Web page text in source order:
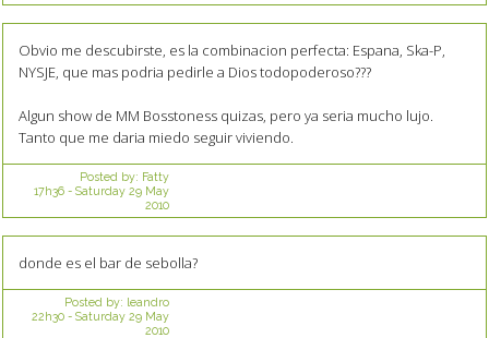
Obvio me descubirste, es la combinacion perfecta: Espana, Ska-P,
NYSJE, que mas podria pedirle a Dios todopoderoso???
Algun show de MM Bosstoness quizas, pero ya seria mucho lujo.
Tanto que me daria miedo seguir viviendo.
Posted by: Fatty
17h36- Saturday 29 May
2010
donde es el bar de sebolla?
Posted by: leandro
22h30- Saturday 29 May
2010